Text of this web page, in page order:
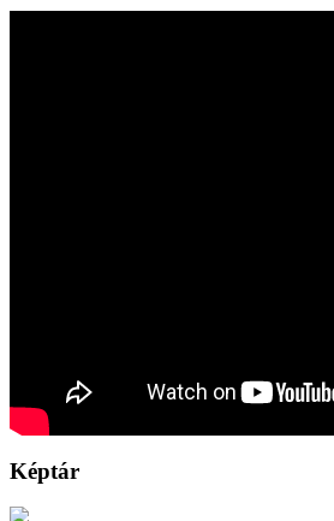
Képtár